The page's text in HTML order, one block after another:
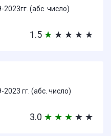
(абс. число)
1.5 ★ ★ ★ ★ ★
гг. (абс. число)
3.0 ★ ★ ★ ★ ★